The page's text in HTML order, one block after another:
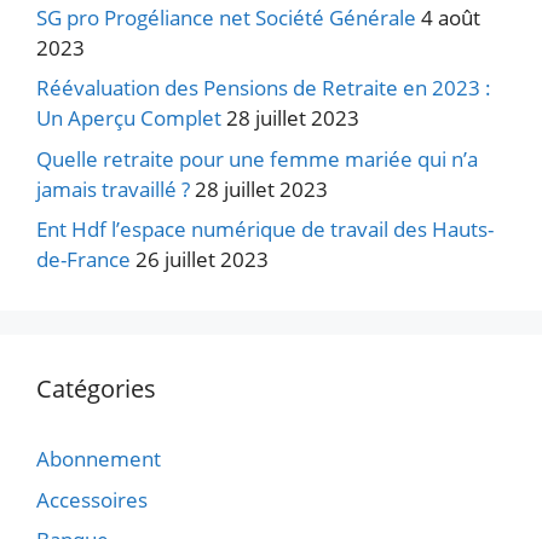
SG pro Progéliance net Société Générale 4 août
2023
Réévaluation des Pensions de Retraite en 2023 :
Un Aperçu Complet28 juillet 2023
Quelle retraite pour une femme mariée qui n’a
jamais travaillé ? 28 juillet 2023
Ent Hdf l’espace numérique de travail des Hauts-
de-France 26 juillet 2023
Catégories
Abonnement
Accessoires